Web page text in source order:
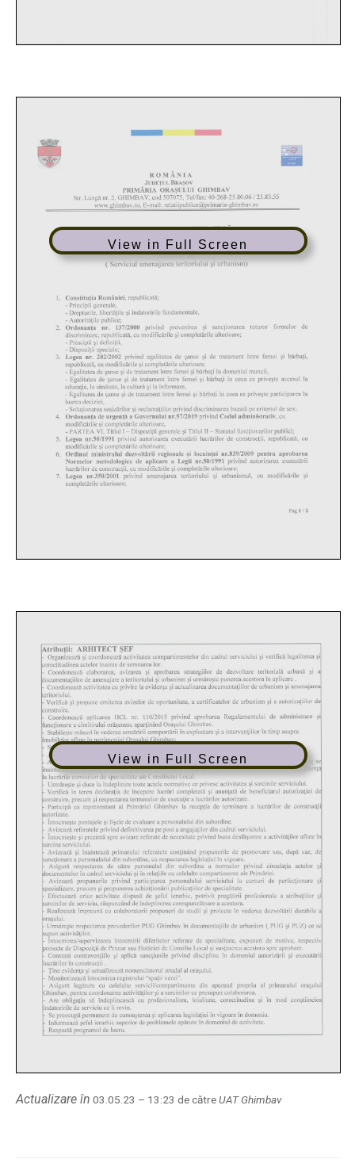
View in Full Screen
View in Full Screen
Actualizare în 03.05.23 – 13:23 de cătreUAT Ghimbav